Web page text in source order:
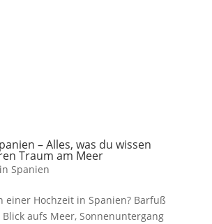
– Alles, was du wissen
Traum am Meer
Spanien
einer Hochzeit in Spanien? Barfuß
aufs Meer, Sonnenuntergang